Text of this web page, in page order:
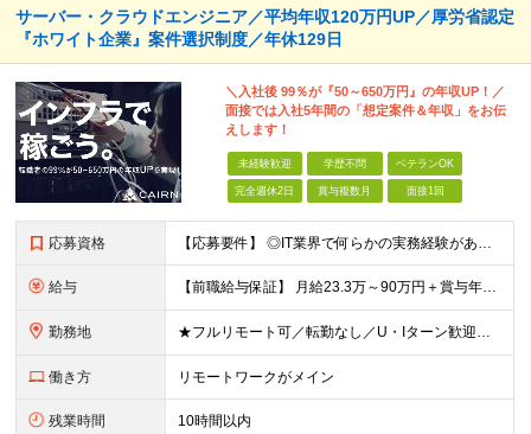
サーバー・クラウドエンジニア／平均年収120万円UP／厚労省認定
『ホワイト企業』案件選択制度／年休129日
＼入社後 99％が『50～650万円』の年収UP！／
面接では入社5年間の「想定案件＆年収」をお伝
えします！
未経験歓迎 学歴不問 ベテランOK
完全週休2日 賞与複数月 面接1回
応募資格 【応募要件】 ◎IT業界で何らかの実務経験がある方 └2～3ヶ月の実務経験のある方は歓迎します！ 例）PCキッティングやモバイル通信基地局の業務経験者など インフラエンジニアとして経験のある方は、
給与 【前職給与保証】 月給23.3万～90万円＋賞与年2回＋インセンティブ ★年収1000万円以上の実績あり！ ※上記月給には月20～30時間分（2万9,300円～21万7,900円）の固定残業代を含み
勤務地 ★フルリモート可／転勤なし／U・Iターン歓迎★ ◎勤務地は相談の上、ご自宅近くに調整します！ 【勤務地】 本社、または東京／埼玉／千葉／神奈川／愛知／仙台のクライアント先 ◎完全在宅（フルリモート）
働き方 リモートワークがメイン
残業時間 10時間以内